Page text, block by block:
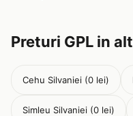
Preturi GPL in
Cehu Silvaniei (0 lei)
Simleu Silvaniei (0 lei)